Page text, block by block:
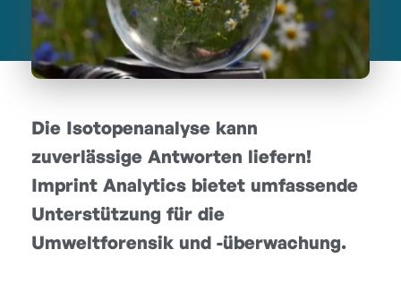
Die Isotopenanalyse kann
zuverlässige Antworten liefern!
Imprint Analytics bietet umfassende
Unterstützung für die
Umweltforensik und -überwachung.